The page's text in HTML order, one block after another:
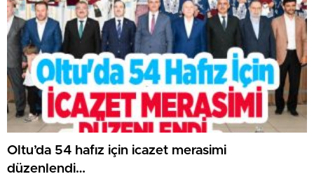
Oltu’da 54 hafız için icazet merasimi
düzenlendi…